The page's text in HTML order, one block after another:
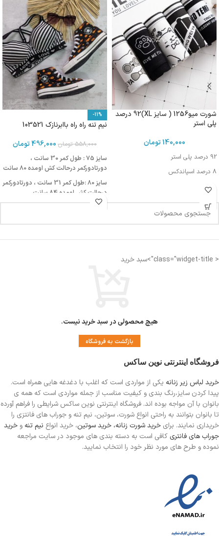
شورت میو1256 ( سایز XL)92 درصد
پلی استر
140,000تومان
92 درصد پلی استر
8 درصد اسپاندکس
-11%
نیم تنه راه راه باابرنازک 103521
558,000 تومان 496,000تومان
سایز 75 : طول کمر 30 سانت ،
دورتادورکمر درحالت کش اومده 80 سانت
سایز 80 :طول کمر 31 سانت ، دورتادورکمر
درحالت کش اومده 84 سانت
< class="widget-title">سبد خرید
هیچ محصولی در سبد خرید نیست.
بازگشت به فروشگاه
فروشگاه اینترنتی نوین ساکس
خرید لباس زیر زنانه یکی از مواردی است که اغلب با دغدغه هایی همراه است.
پیدا کردن سایز،رنگ بندی و کیفیت مناسب از جمله مواردی است که همه ی
بانوان با آن مواجه بوده اند. فروشگاه اینترنتی نوین ساکس شرایطی را فراهم آورده
تا بانوان بتوانند به راحتی انواع شورت، سوتین، نیم تنه و جوراب های فانتزی را
خریداری نمایند. برای خرید شورت زنانه، خرید سوتین، خرید انواع نیم تنه و خرید
جوراب های فانتری کافی است به دسته بندی های موجود در سایت مراجعه
نموده و طرح های مورد نظر خود را انتخاب نمایید.